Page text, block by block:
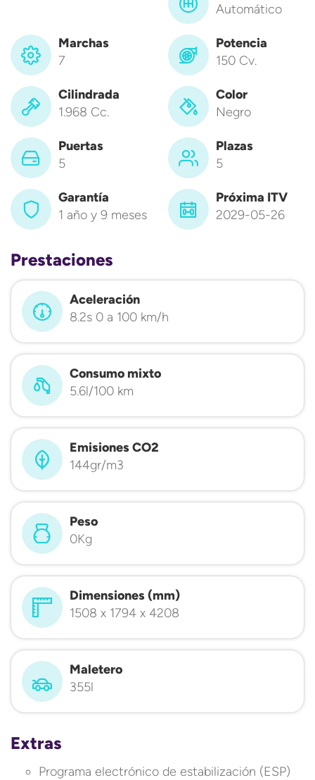
Automático
Marchas
7
Potencia
150 Cv.
Cilindrada
1.968 Cc.
Color
Negro
Puertas
5
Plazas
5
Garantía
1 año y 9 meses
Próxima ITV
2029-05-26
Prestaciones
Aceleración
8.2s 0 a 100 km/h
Consumo mixto
5.6l/100 km
Emisiones CO2
144gr/m3
Peso
0Kg
Dimensiones (mm)
1508 x 1794 x 4208
Maletero
355l
Extras
Programa electrónico de estabilización (ESP)